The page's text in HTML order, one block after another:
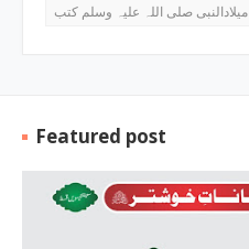
میلادالنبی صلی اللہ علیہ وسلم کتب
Featured post